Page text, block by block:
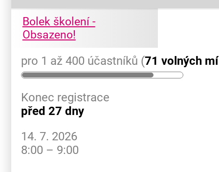
Bolek školení -
Obsazeno!
pro 1 až 400 účastníků (71 volných
Konec registrace
před 27 dny
14. 7. 2026
8:00 – 9:00